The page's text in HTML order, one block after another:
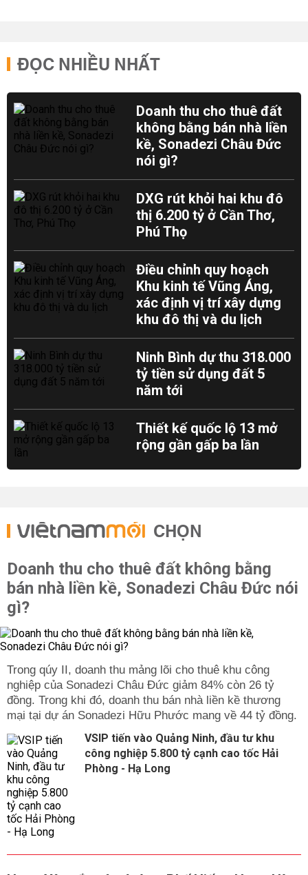
ĐỌC NHIỀU NHẤT
Doanh thu cho thuê đất
không bằng bán nhà liền
kề, Sonadezi Châu Đức
nói gì?
DXG rút khỏi hai khu đô
thị 6.200 tỷ ở Cần Thơ,
Phú Thọ
Điều chỉnh quy hoạch
Khu kinh tế Vũng Áng,
xác định vị trí xây dựng
khu đô thị và du lịch
Ninh Bình dự thu 318.000
tỷ tiền sử dụng đất 5
năm tới
Thiết kế quốc lộ 13 mở
rộng gần gấp ba lần
CHỌN
Doanh thu cho thuê đất không bằng
bán nhà liền kề, Sonadezi Châu Đức nói
gì?
Trong qúy II, doanh thu mảng lõi cho thuê khu công
nghiệp của Sonadezi Châu Đức giảm 84% còn 26 tỷ
đồng. Trong khi đó, doanh thu bán nhà liền kề thương
mại tại dự án Sonadezi Hữu Phước mang về 44 tỷ đồng.
VSIP tiến vào Quảng Ninh, đầu tư khu
công nghiệp 5.800 tỷ cạnh cao tốc Hải
Phòng - Hạ Long